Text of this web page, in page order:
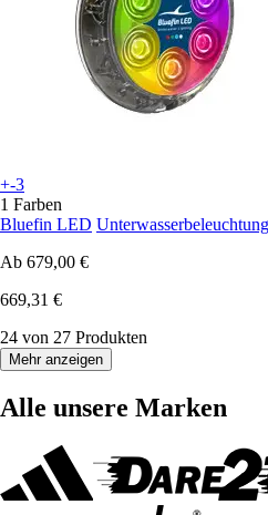
+-3
1 Farben
Bluefin LED
Ab 679,00 €
669,31 €
24 von 27 Produkten
Mehr anzeigen
Alle unsere Marken